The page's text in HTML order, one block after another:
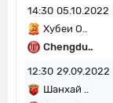
14:30 05.10.2022
Хубеи О..
Chengdu..
12:30 29.09.2022
Шанхай ..